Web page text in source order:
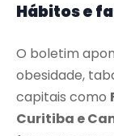
Hábitos e
O boletim
obesidade,
capitais como
Curitiba e